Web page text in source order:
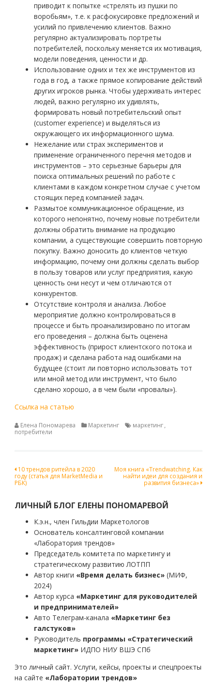
приводит к попытке «стрелять из пушки по
воробьям», т.е. к расфокусировке предложений и
усилий по привлечению клиентов. Важно
регулярно актуализировать портреты
потребителей, поскольку меняется их мотивация,
модели поведения, ценности и др.
Использование одних и тех же инструментов из
года в год, а также прямое копирование действий
других игроков рынка. Чтобы удерживать интерес
людей, важно регулярно их удивлять,
формировать новый потребительский опыт
(customer experience) и выделяться из
окружающего их информационного шума.
Нежелание или страх экспериментов и
применение ограниченного перечня методов и
инструментов – это серьезные барьеры для
поиска оптимальных решений по работе с
клиентами в каждом конкретном случае с учетом
стоящих перед компанией задач.
Размытое коммуникационное обращение, из
которого непонятно, почему новые потребители
должны обратить внимание на продукцию
компании, а существующие совершить повторную
покупку. Важно доносить до клиентов четкую
информацию, почему они должны сделать выбор
в пользу товаров или услуг предприятия, какую
ценность они несут и чем отличаются от
конкурентов.
Отсутствие контроля и анализа. Любое
мероприятие должно контролироваться в
процессе и быть проанализировано по итогам
его проведения – должна быть оценена
эффективность (прирост клиентского потока и
продаж) и сделана работа над ошибками на
будущее (стоит ли повторно использовать тот
или мной метод или инструмент, что было
сделано хорошо, а в чем были «провалы»).
Ссылка на статью
Елена Пономарева Маркетинг маркетинг,
потребители
Навигация
по
записям
10 трендов ритейла в 2020
году (статья для MarketMedia и
РБК)
Моя книга «Trendwatching. Как
найти идеи для создания и
развития бизнеса»
ЛИЧНЫЙ БЛОГ ЕЛЕНЫ ПОНОМАРЕВОЙ
К.э.н., член Гильдии Маркетологов
Основатель консалтинговой компании
«Лаборатория трендов»
Председатель комитета по маркетингу и
стратегическому развитию ЛОТПП
Автор книги «Время делать бизнес» (МИФ,
2024)
Автор курса «Маркетинг для руководителей
и предпринимателей»
Авто Телеграм-канала «Маркетинг без
галстуков»
Руководитель программы «Стратегический
маркетинг» ИДПО НИУ ВШЭ СПб
Это личный сайт. Услуги, кейсы, проекты и спецпроекты
на сайте «Лаборатории трендов»